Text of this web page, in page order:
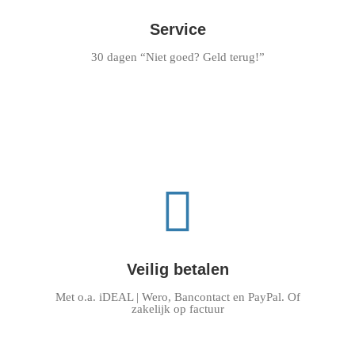
Service
30 dagen “Niet goed? Geld terug!”
Veilig betalen
Met o.a. iDEAL | Wero, Bancontact en PayPal. Of
zakelijk op factuur